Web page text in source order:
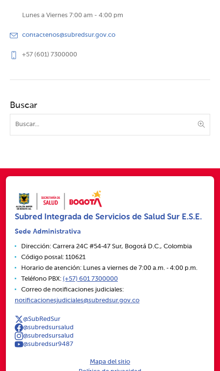
Lunes a Viernes 7:00 am - 4:00 pm
contactenos@subredsur.gov.co
+57 (601) 7300000
Buscar
Subred Integrada de Servicios de Salud Sur E.S.E.
Sede Administrativa
Dirección: Carrera 24C #54‑47 Sur, Bogotá D.C., Colombia
Código postal: 110621
Horario de atención: Lunes a viernes de 7:00 a.m. ‑ 4:00 p.m.
Teléfono PBX: (+57) 601 7300000
Correo de notificaciones judiciales:
notificacionesjudiciales@subredsur.gov.co
@SubRedSur
@subredsursalud
@subredsursalud
@subredsur9487
Mapa del sitio